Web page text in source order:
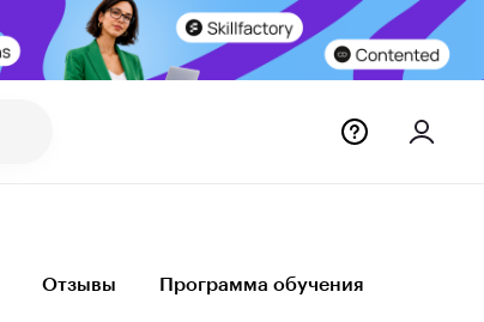
Отзывы Программа обучения